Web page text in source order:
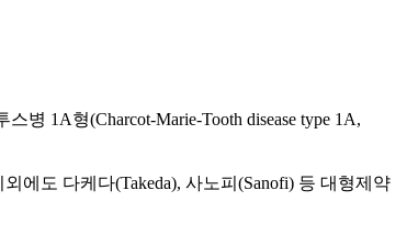
병 1A형(Charcot-Marie-Tooth disease type 1A,
에도 다케다(Takeda), 사노피(Sanofi) 등 대형제약